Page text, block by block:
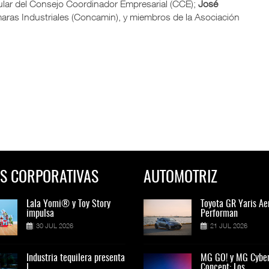
del Consejo Coordinador Empresarial (CCE); José
Industriales (Concamin), y miembros de la Asociación
CORPORATIVAS
Lala Yomi® y Toy Story
impulsa
30 JUL 2026
Industria tequilera presenta
Lala Yomi® y Toy
impulsa
30 JUL 2026
Industria tequilera
AUTOMOTRIZ
Toyota GR Yaris Aero
Performan
21 JUL 2026
MG GO! y MG Cyber
Toyota GR Yaris
Performan
21 JUL 2026
MG GO! y MG